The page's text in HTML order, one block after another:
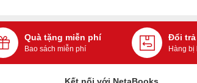
Quà tặng miễn phí
Bao sách miễn phí
Đổi
Hàng